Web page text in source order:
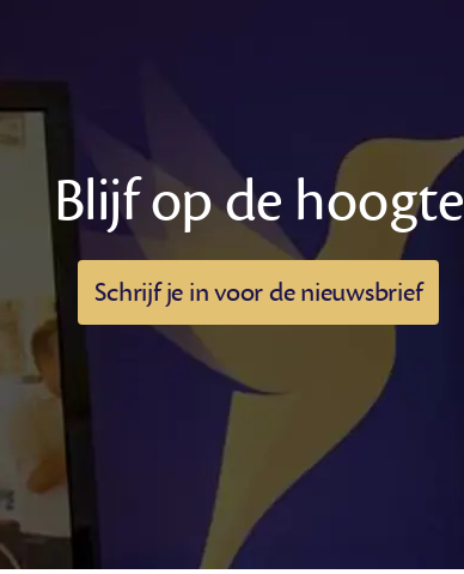
Blijf op de hoogte
Schrijf je in voor de nieuwsbrief